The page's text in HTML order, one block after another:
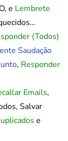
e Lembrete
(Todos)
Saudação
, Responder
Emails,
Salvar
e